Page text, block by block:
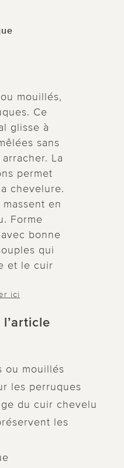
mouillés,
Ce
glisse à
sans
La
permet
chevelure.
en
Forme
bonne
qui
et le cuir
ici
ou mouillés
les perruques
du cuir chevelu
les